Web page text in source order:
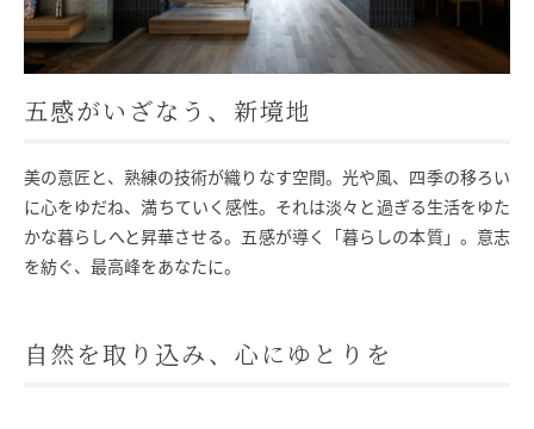
SAWAMURAリフォーム
五感がいざなう、新境地
美の意匠と、熟練の技術が織りなす空間。光や風、四季の移ろい
に心をゆだね、満ちていく感性。それは淡々と過ぎる生活をゆた
かな暮らしへと昇華させる。五感が導く「暮らしの本質」。意志
を紡ぐ、最高峰をあなたに。
自然を取り込み、心にゆとりを